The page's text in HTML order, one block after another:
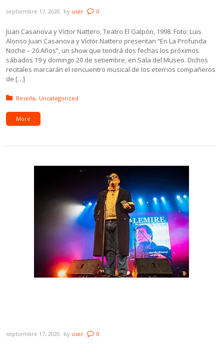
septiembre 17, 2020 by user 0
Juan Casanova y Víctor Nattero, Teatro El Galpón, 1998. Foto: Luis
Alonso Juan Casanova y Víctor Nattero presentan “En La Profunda
Noche – 20 Años”, un show que tendrá dos fechas los próximos
sábados 19 y domingo 20 de setiembre, en Sala del Museo. Dichos
recitales marcarán el rencuentro musical de los eternos compañeros
de […]
Posted in:
Reseña Uncategorized
More
septiembre 17, 2020 by user 0